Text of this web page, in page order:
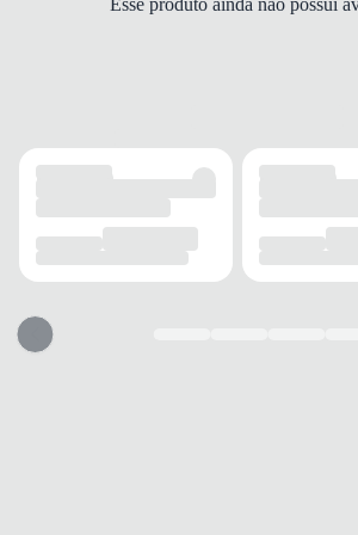
SOLADO
EVA
ADERÊNCIA
Alta
Médio
FORRO
Esse produto ainda não possui